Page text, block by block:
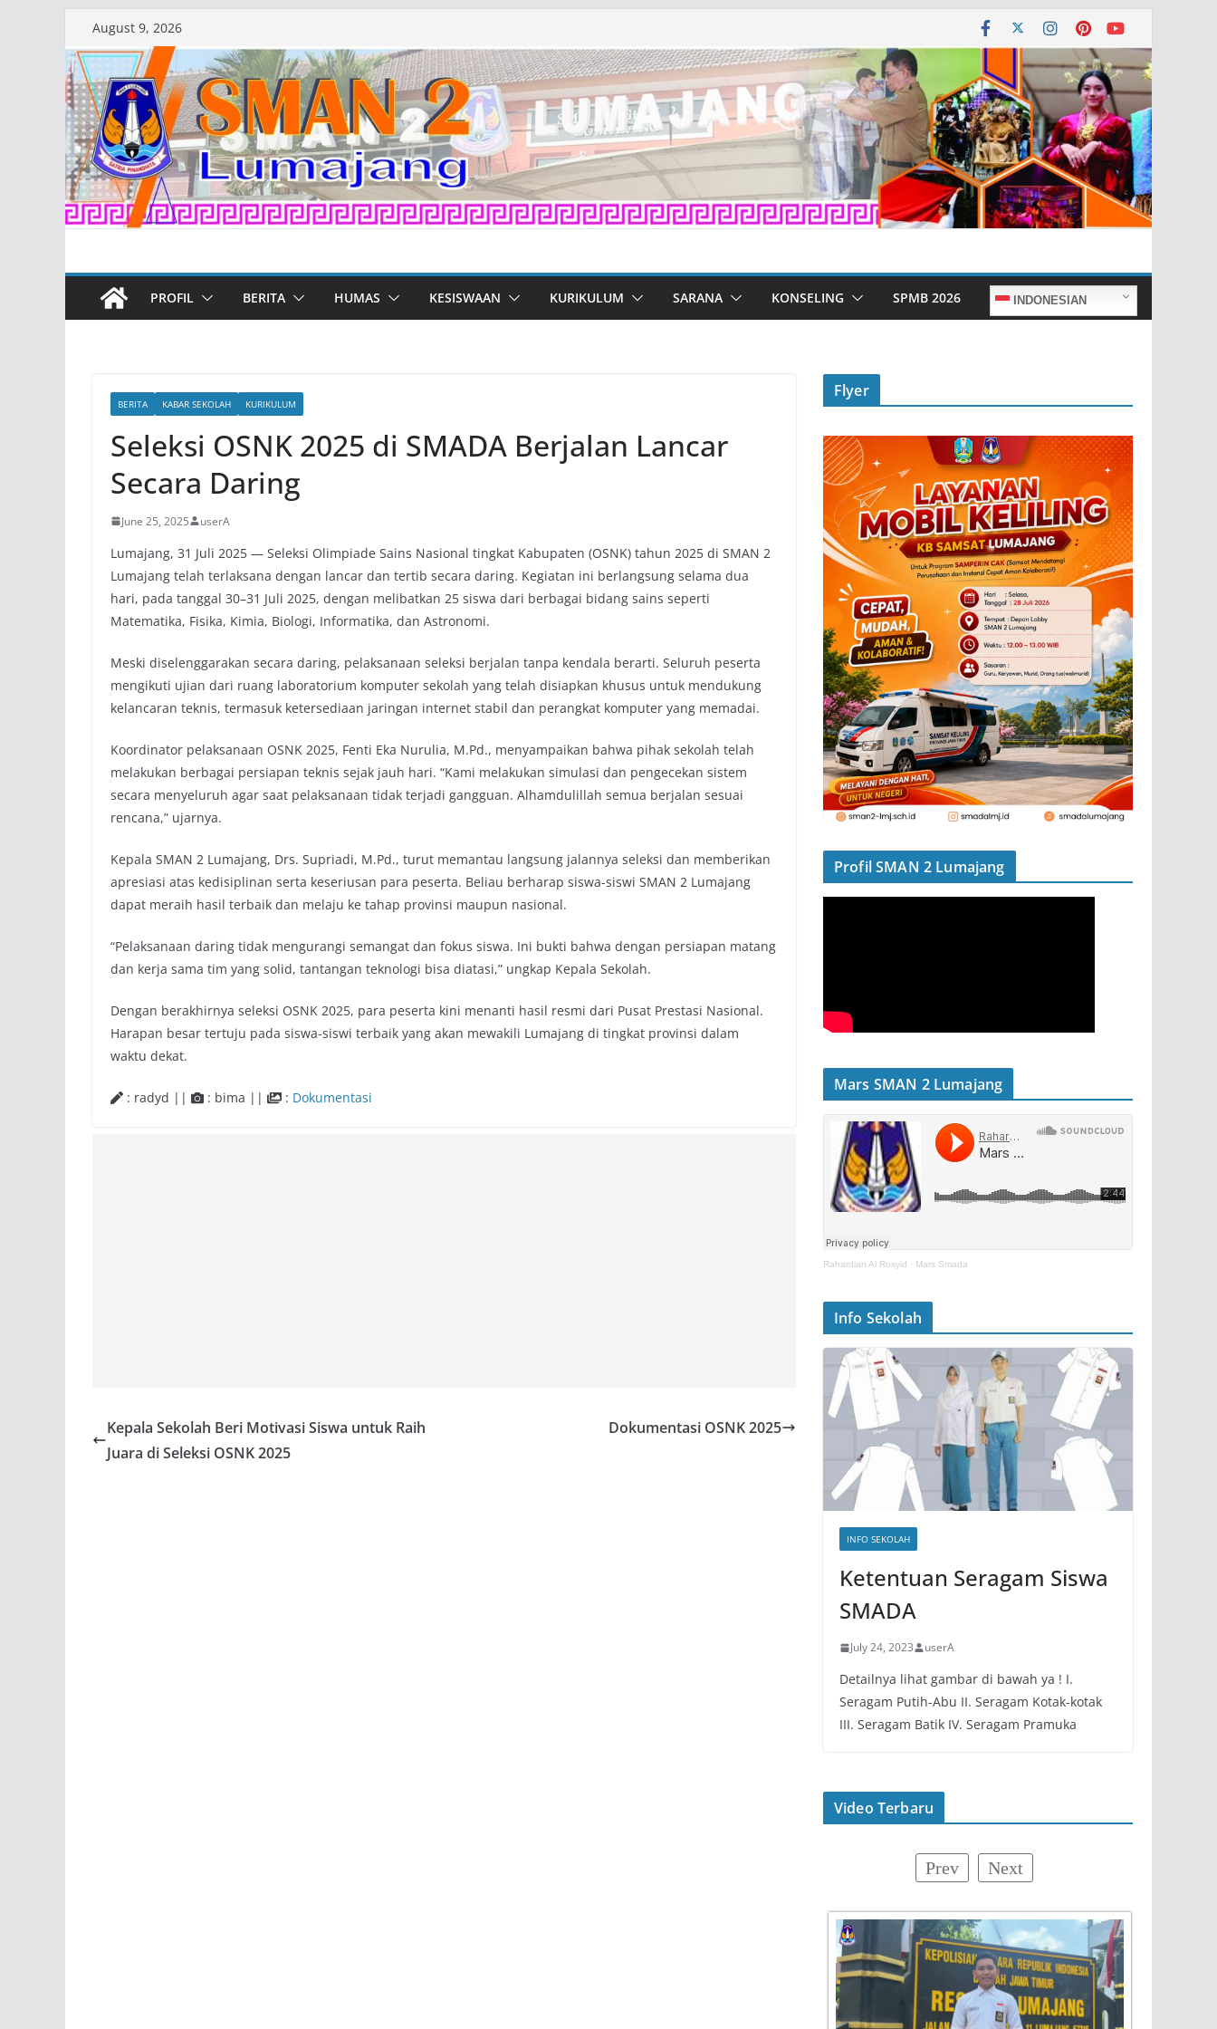
to
content
August 9, 2026
PROFIL BERITA HUMAS KESISWAAN KURIKULUM SARANA KONSELING SPMB 2026 INDONESIAN
BERITA KABAR SEKOLAH KURIKULUM
Seleksi OSNK 2025 di SMADA Berjalan Lancar
Secara Daring
June 25, 2025 userA
Lumajang, 31 Juli 2025 — Seleksi Olimpiade Sains Nasional tingkat Kabupaten (OSNK) tahun 2025 di SMAN 2
Lumajang telah terlaksana dengan lancar dan tertib secara daring. Kegiatan ini berlangsung selama dua
hari, pada tanggal 30–31 Juli 2025, dengan melibatkan 25 siswa dari berbagai bidang sains seperti
Matematika, Fisika, Kimia, Biologi, Informatika, dan Astronomi.
Meski diselenggarakan secara daring, pelaksanaan seleksi berjalan tanpa kendala berarti. Seluruh peserta
mengikuti ujian dari ruang laboratorium komputer sekolah yang telah disiapkan khusus untuk mendukung
kelancaran teknis, termasuk ketersediaan jaringan internet stabil dan perangkat komputer yang memadai.
Koordinator pelaksanaan OSNK 2025, Fenti Eka Nurulia, M.Pd., menyampaikan bahwa pihak sekolah telah
melakukan berbagai persiapan teknis sejak jauh hari. “Kami melakukan simulasi dan pengecekan sistem
secara menyeluruh agar saat pelaksanaan tidak terjadi gangguan. Alhamdulillah semua berjalan sesuai
rencana,” ujarnya.
Kepala SMAN 2 Lumajang, Drs. Supriadi, M.Pd., turut memantau langsung jalannya seleksi dan memberikan
apresiasi atas kedisiplinan serta keseriusan para peserta. Beliau berharap siswa-siswi SMAN 2 Lumajang
dapat meraih hasil terbaik dan melaju ke tahap provinsi maupun nasional.
“Pelaksanaan daring tidak mengurangi semangat dan fokus siswa. Ini bukti bahwa dengan persiapan matang
dan kerja sama tim yang solid, tantangan teknologi bisa diatasi,” ungkap Kepala Sekolah.
Dengan berakhirnya seleksi OSNK 2025, para peserta kini menanti hasil resmi dari Pusat Prestasi Nasional.
Harapan besar tertuju pada siswa-siswi terbaik yang akan mewakili Lumajang di tingkat provinsi dalam
waktu dekat.
: radyd || : bima || : Dokumentasi
Kepala Sekolah Beri Motivasi Siswa untuk Raih
Juara di Seleksi OSNK 2025
Dokumentasi OSNK 2025
Flyer
Profil SMAN 2 Lumajang
Mars SMAN 2 Lumajang
Rahardian Al Rosyid · Mars Smada
Info Sekolah
INFO SEKOLAH
Ketentuan Seragam Siswa
SMADA
July 24, 2023 userA
Detailnya lihat gambar di bawah ya ! I.
Seragam Putih-Abu II. Seragam Kotak-kotak
III. Seragam Batik IV. Seragam Pramuka
Video Terbaru
Prev Next